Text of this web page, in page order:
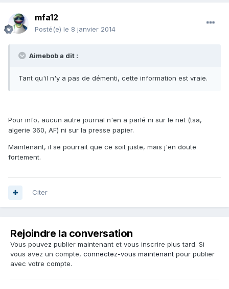
mfa12
Posté(e) le 8 janvier 2014
Aimebob a dit :
Tant qu'il n'y a pas de démenti, cette information est vraie.
Pour info, aucun autre journal n'en a parlé ni sur le net (tsa,
algerie 360, AF) ni sur la presse papier.
Maintenant, il se pourrait que ce soit juste, mais j'en doute
fortement.
Citer
Rejoindre la conversation
Vous pouvez publier maintenant et vous inscrire plus tard. Si
vous avez un compte, connectez-vous maintenant pour publier
avec votre compte.